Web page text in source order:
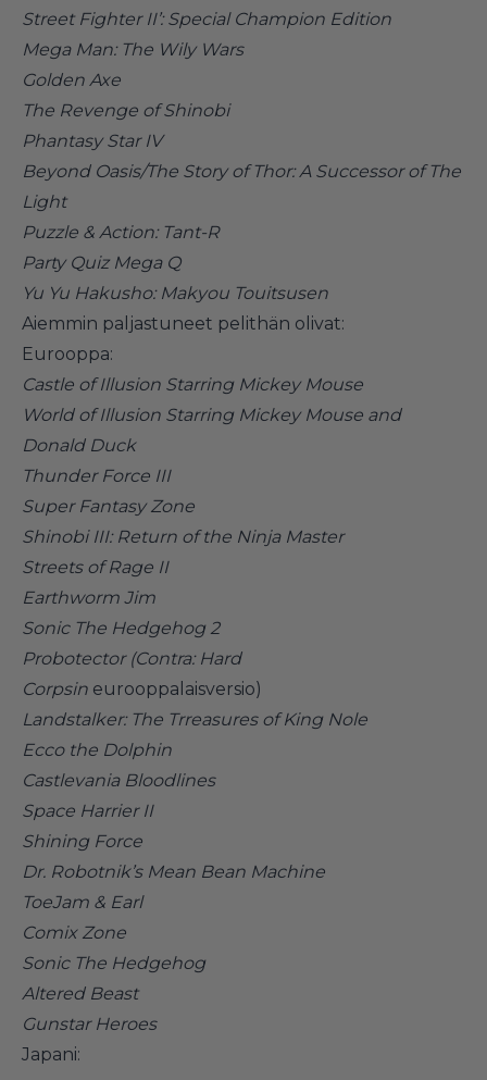
Street Fighter II’: Special Champion Edition
Mega Man: The Wily Wars
Golden Axe
The Revenge of Shinobi
Phantasy Star IV
Beyond Oasis/The Story of Thor: A Successor of The
Light
Puzzle & Action: Tant-R
Party Quiz Mega Q
Yu Yu Hakusho: Makyou Touitsusen
Aiemmin paljastuneet pelithän olivat:
Eurooppa:
Castle of Illusion Starring Mickey Mouse
World of Illusion Starring Mickey Mouse and
Donald Duck
Thunder Force III
Super Fantasy Zone
Shinobi III: Return of the Ninja Master
Streets of Rage II
Earthworm Jim
Sonic The Hedgehog 2
Probotector (Contra: Hard
Corpsin eurooppalaisversio)
Landstalker: The Trreasures of King Nole
Ecco the Dolphin
Castlevania Bloodlines
Space Harrier II
Shining Force
Dr. Robotnik’s Mean Bean Machine
ToeJam & Earl
Comix Zone
Sonic The Hedgehog
Altered Beast
Gunstar Heroes
Japani: